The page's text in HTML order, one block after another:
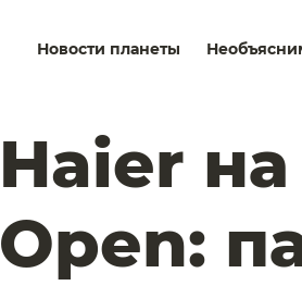
Новости планеты
Haier
Open: